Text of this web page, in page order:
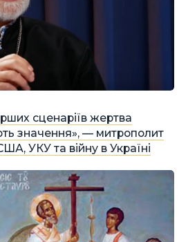
сценаріїв жертва
значення», — митрополит
УКУ та війну в Україні